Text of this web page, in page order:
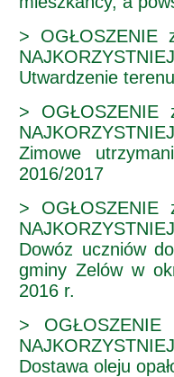
> OGŁOSZENIE
Utwardzenie
>
Zimowe
2016/2017
>
Dowóz uczniów
gminy Zelów w
2016 r.
>
Dostawa oleju